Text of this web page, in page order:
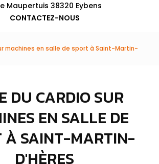
Maupertuis 38320 Eybens
CONTACTEZ-NOUS
machines en salle de sport à Saint-Martin-
DU CARDIO SUR
EN SALLE DE
À SAINT-MARTIN-
D'HÈRES